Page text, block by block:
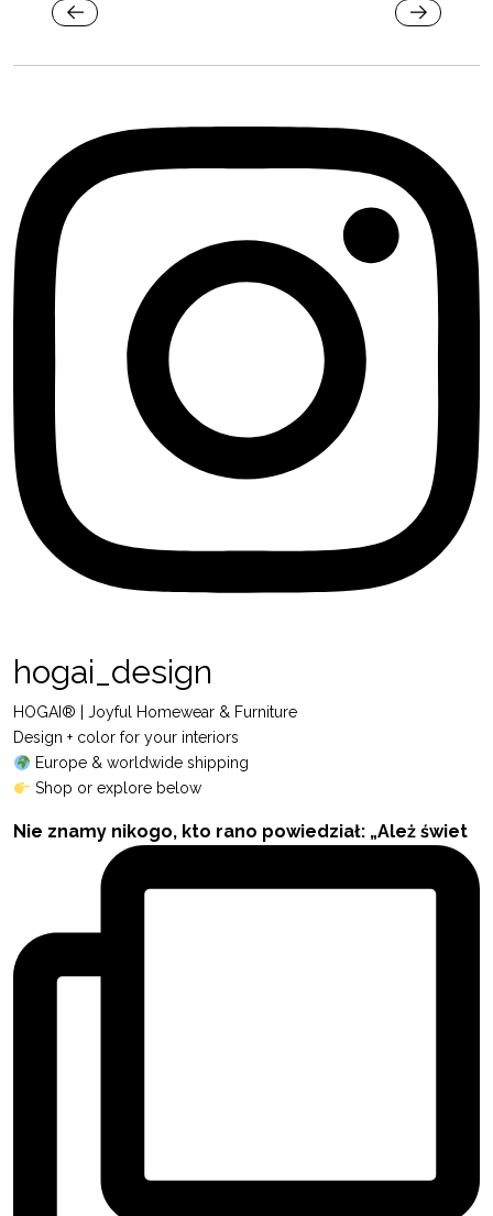
hogai_design
HOGAI® | Joyful Homewear & Furniture
Design + color for your interiors
Europe & worldwide shipping
Shop or explore below
Nie znamy nikogo, kto rano powiedział: „Ależ świet